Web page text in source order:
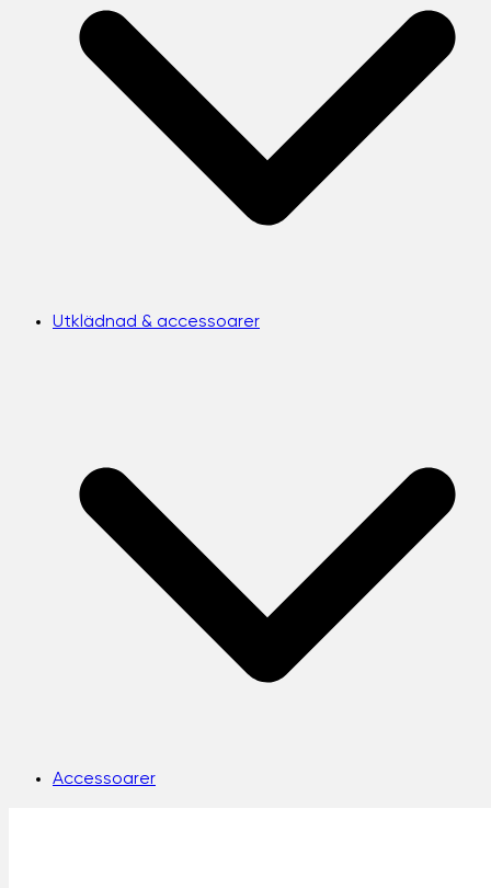
Utklädnad & accessoarer
Accessoarer